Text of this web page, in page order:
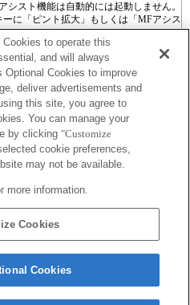
シスト機能は自動的には起動しません。
ーに「ピント拡大」もしくは「MFアシス
ださい
to operate this
and will always
Cookies to improve
deliver advertisements and
this site, you agree to
You can manage your
by clicking "Customize
cookie preferences,
may not be available.
more information.
Cookies
Cookies